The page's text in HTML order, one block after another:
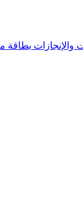
والإنجازات بطاقة